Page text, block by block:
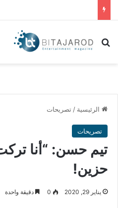
بحث عن
الرئيسية / تصريحات
تصريحات
تيم حسن: “أنا
حزين!
يناير 29, 2020 0 دقيقة واحدة